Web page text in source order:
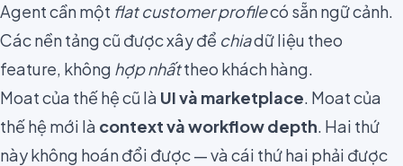
Agent cần một flat customer profilecó sẵn ngữ cảnh.
Các nền tảng cũ được xây để chiadữ liệu theo
feature, không hợp nhấttheo khách hàng.
Moat của thế hệ cũ là UI và marketplace. Moat của
thế hệ mới là context và workflow depth. Hai thứ
này không hoán đổi được — và cái thứ hai phải được